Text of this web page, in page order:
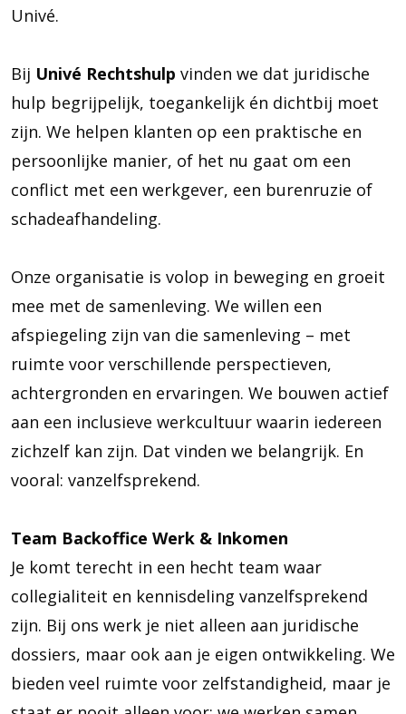
Univé.
Bij Univé Rechtshulp vinden we dat juridische
hulp begrijpelijk, toegankelijk én dichtbij moet
zijn. We helpen klanten op een praktische en
persoonlijke manier, of het nu gaat om een
conflict met een werkgever, een burenruzie of
schadeafhandeling.
Onze organisatie is volop in beweging en groeit
mee met de samenleving. We willen een
afspiegeling zijn van die samenleving – met
ruimte voor verschillende perspectieven,
achtergronden en ervaringen. We bouwen actief
aan een inclusieve werkcultuur waarin iedereen
zichzelf kan zijn. Dat vinden we belangrijk. En
vooral: vanzelfsprekend.
Team Backoffice Werk & Inkomen
Je komt terecht in een hecht team waar
collegialiteit en kennisdeling vanzelfsprekend
zijn. Bij ons werk je niet alleen aan juridische
dossiers, maar ook aan je eigen ontwikkeling. We
bieden veel ruimte voor zelfstandigheid, maar je